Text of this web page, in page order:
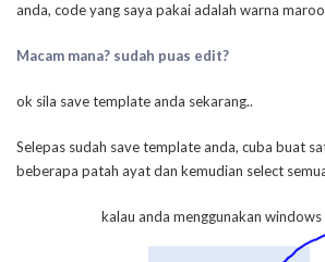
anda, code yang saya pakai adalah warna
Macam mana? sudah puas edit?
ok sila save template anda sekarang..
Selepas sudah save template anda, cuba buat
beberapa patah ayat dan kemudian select
kalau anda menggunakan